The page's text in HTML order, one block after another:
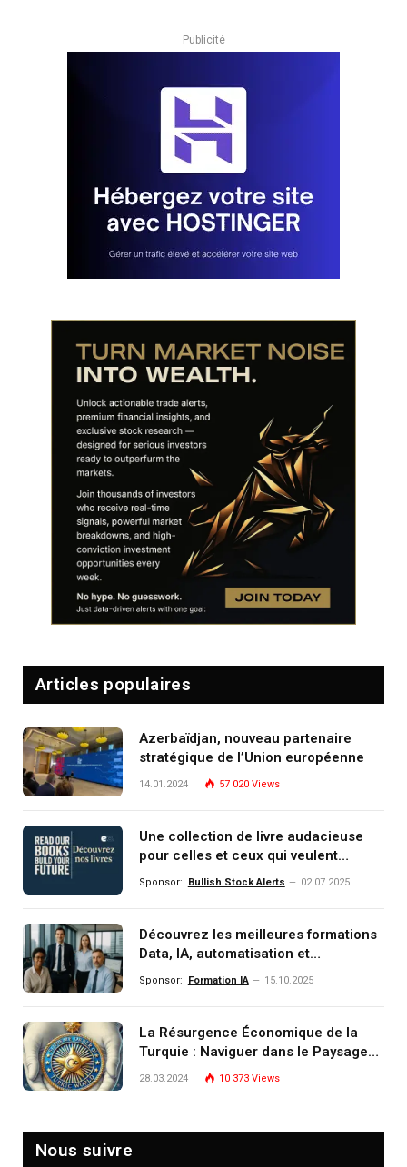
Publicité
Articles populaires
Azerbaïdjan, nouveau partenaire
stratégique de l’Union européenne
14.01.2024 57 020 Views
Une collection de livre audacieuse
pour celles et ceux qui veulent
comprendre, investir et dominer le
Sponsor: Bullish Stock Alerts 02.07.2025
Découvrez les meilleures formations
Data, IA, automatisation et
investissement (gestion de
Sponsor: Formation IA 15.10.2025
La Résurgence Économique de la
Turquie : Naviguer dans le Paysage
Post-Crise
28.03.2024 10 373 Views
Nous suivre